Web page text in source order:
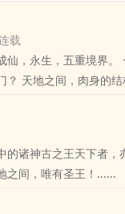
载
仙，永生，五重境界。
？ 天地之间，肉身的
派，人，妖，神，仙，
仙道的争斗法力，尽
老妖》《龙蛇演义》《
音娱乐频道：YY语音频
数
的诸神古之王天下者，
之间，唯有圣王！......